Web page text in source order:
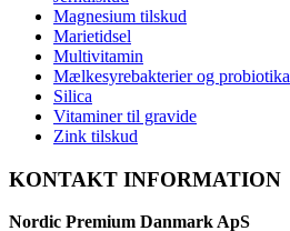
Magnesium tilskud
Marietidsel
Multivitamin
Mælkesyrebakterier og probiotika
Silica
Vitaminer til gravide
Zink tilskud
KONTAKT INFORMATION
Nordic Premium Danmark ApS